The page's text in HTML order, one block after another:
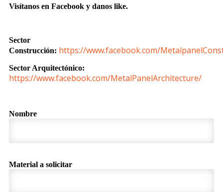
Visítanos en Facebook y danos like.
Sector
Construcción: https://www.facebook.com/
Sector Arquitectónico:
https://www.facebook.com/MetalPanelArchitecture/
Nombre
Material a solicitar